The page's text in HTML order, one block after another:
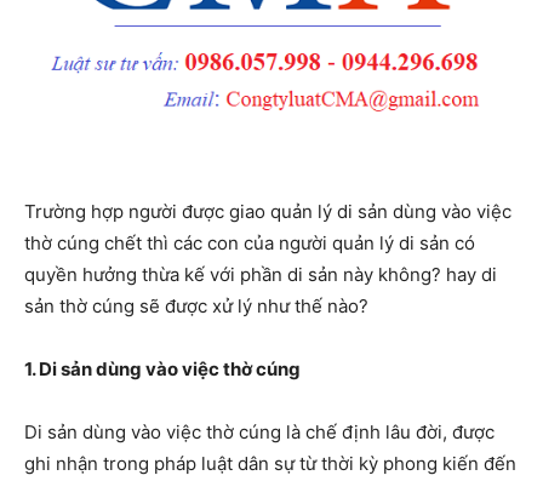
Trường hợp người được giao quản lý di sản dùng vào việc
thờ cúng chết thì các con của người quản lý di sản có
quyền hưởng thừa kế với phần di sản này không? hay di
sản thờ cúng sẽ được xử lý như thế nào?
1. Di sản dùng vào việc thờ cúng
Di sản dùng vào việc thờ cúng là chế định lâu đời, được
ghi nhận trong pháp luật dân sự từ thời kỳ phong kiến đến